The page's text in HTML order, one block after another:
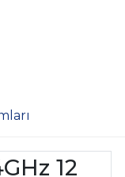
12